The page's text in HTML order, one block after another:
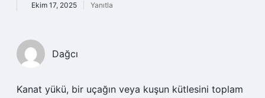
Ekim 17, 2025 Yanıtla
Dağcı
Kanat yükü, bir uçağın veya kuşun kütlesini toplam